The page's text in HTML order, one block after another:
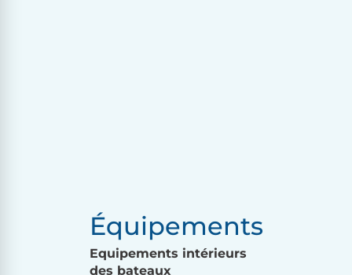
Équipements
Equipements intérieurs
des bateaux